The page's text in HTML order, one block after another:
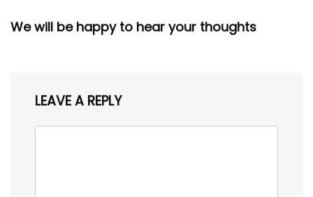
We will be happy to hear your thoughts
LEAVE A REPLY